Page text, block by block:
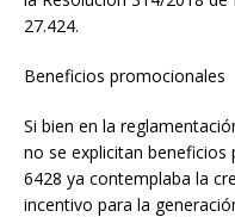
27.424.
Beneficios promocionales
Si bien en la
no se explicitan beneficios
6428 ya contemplaba la
incentivo para la